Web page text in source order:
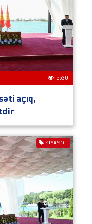
5530
açıq,
SIYASƏT